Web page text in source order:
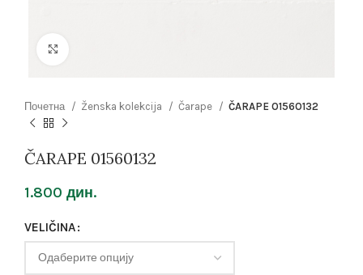
Почетна Ženska kolekcija Čarape ČARAPE 01560132
ČARAPE 01560132
1.800 дин.
VELIČINA